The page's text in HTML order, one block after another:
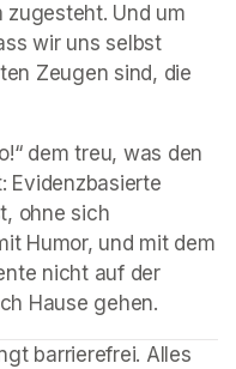
zugesteht. Und um
wir uns selbst
Zeugen sind, die
dem treu, was den
Evidenzbasierte
ohne sich
Humor, und mit dem
nicht auf der
Hause gehen.
barrierefrei. Alles